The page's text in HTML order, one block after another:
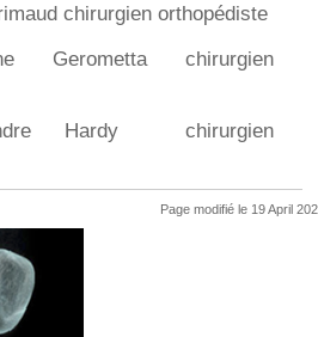
chirurgien orthopédiste
Gerometta chirurgien
Hardy chirurgien
Page modifié le 19 April